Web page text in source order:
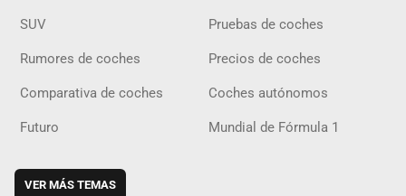
SUV Pruebas de coches
Rumores de coches Precios de coches
Comparativa de coches Coches autónomos
Futuro Mundial de Fórmula 1
VER MÁS TEMAS